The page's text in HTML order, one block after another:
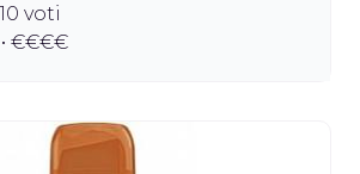
10 voti
€€€€